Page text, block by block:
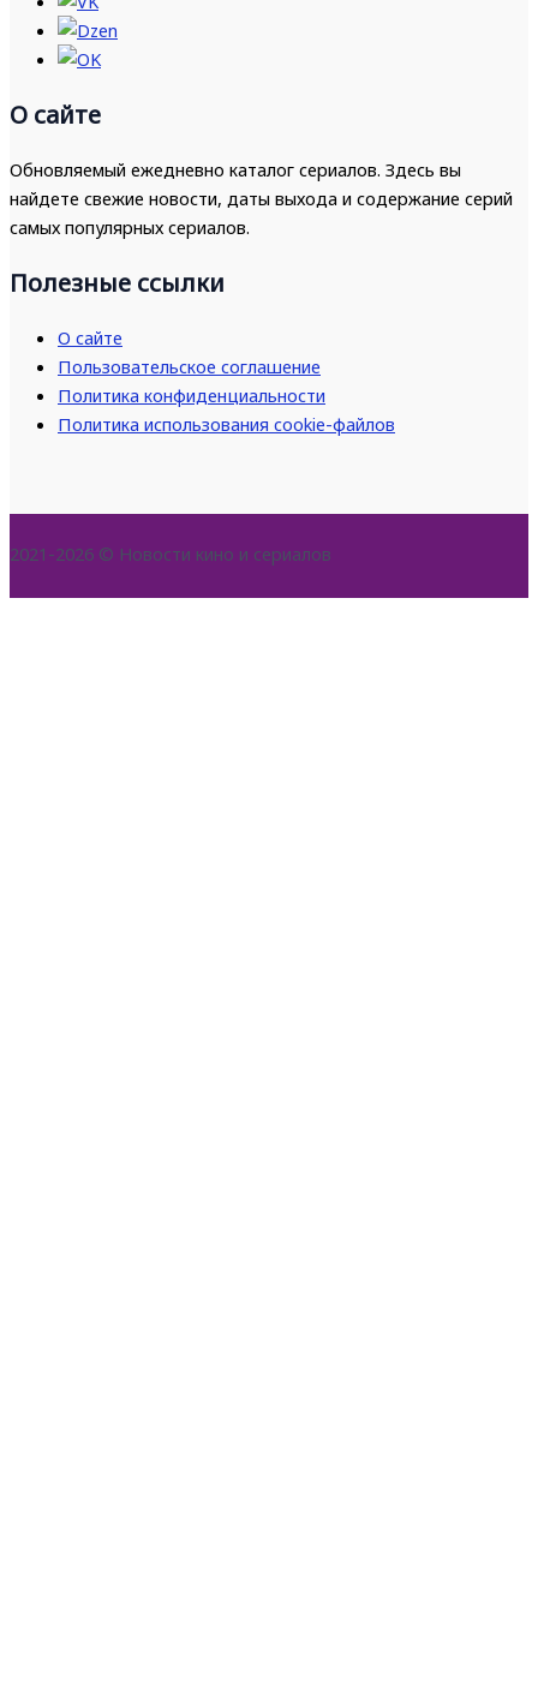
О сайте
Обновляемый ежедневно каталог сериалов. Здесь вы
найдете свежие новости, даты выхода и содержание серий
самых популярных сериалов.
Полезные ссылки
О сайте
Пользовательское соглашение
Политика конфиденциальности
Политика использования cookie-файлов
2021-2026 © Новости кино и сериалов